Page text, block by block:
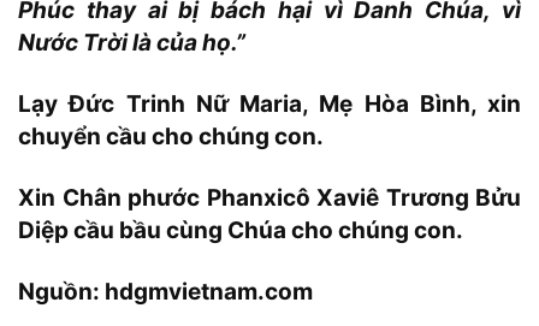
Phúc thay ai bị bách hại vì Danh Chúa, vì
Nước Trời là của họ.”
Lạy Đức Trinh Nữ Maria, Mẹ Hòa Bình, xin
chuyển cầu cho chúng con.
Xin Chân phước Phanxicô Xaviê Trương Bửu
Diệp cầu bầu cùng Chúa cho chúng con.
Nguồn: hdgmvietnam.com